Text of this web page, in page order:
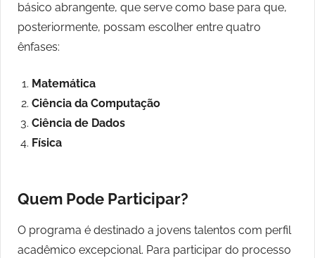
básico abrangente, que serve como base para que,
posteriormente, possam escolher entre quatro
ênfases:
Matemática
Ciência da Computação
Ciência de Dados
Física
Quem Pode Participar?
O programa é destinado a jovens talentos com perfil
acadêmico excepcional. Para participar do processo